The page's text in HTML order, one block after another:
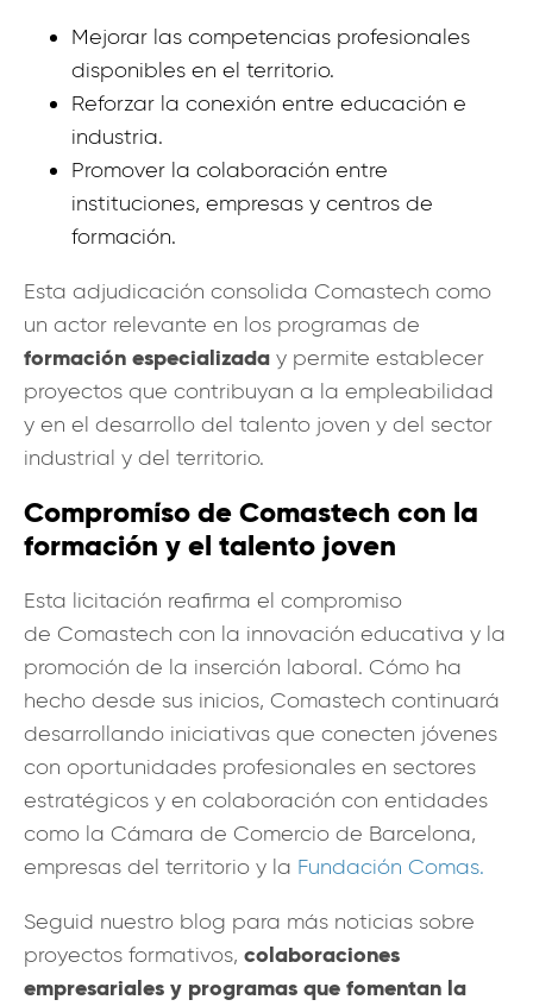
Mejorar las competencias profesionales
disponibles en el territorio.
Reforzar la conexión entre educación e
industria.
Promover la colaboración entre
instituciones, empresas y centros de
formación.
Esta adjudicación consolida Comastech como
un actor relevante en los programas de
formación especializada y permite establecer
proyectos que contribuyan a la empleabilidad
y en el desarrollo del talento joven y del sector
industrial y del territorio.
Compromíso de Comastech con la
formación y el talento joven
Esta licitación reafirma el compromiso
de Comastech con la innovación educativa y la
promoción de la inserción laboral. Cómo ha
hecho desde sus inicios, Comastech continuará
desarrollando iniciativas que conecten jóvenes
con oportunidades profesionales en sectores
estratégicos y en colaboración con entidades
como la Cámara de Comercio de Barcelona,
empresas del territorio y la Fundación Comas.
Seguid nuestro blog para más noticias sobre
proyectos formativos, colaboraciones
empresariales y programas que fomentan la